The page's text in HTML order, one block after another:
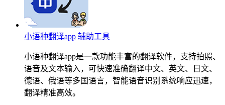
小语种翻译app 辅助工具
小语种翻译app是一款功能丰富的翻译软件，支持拍照、
语音及文本输入，可快速准确翻译中文、英文、日文、
德语、俄语等多国语言，智能语音识别系统响应迅速，
翻译精准高效。